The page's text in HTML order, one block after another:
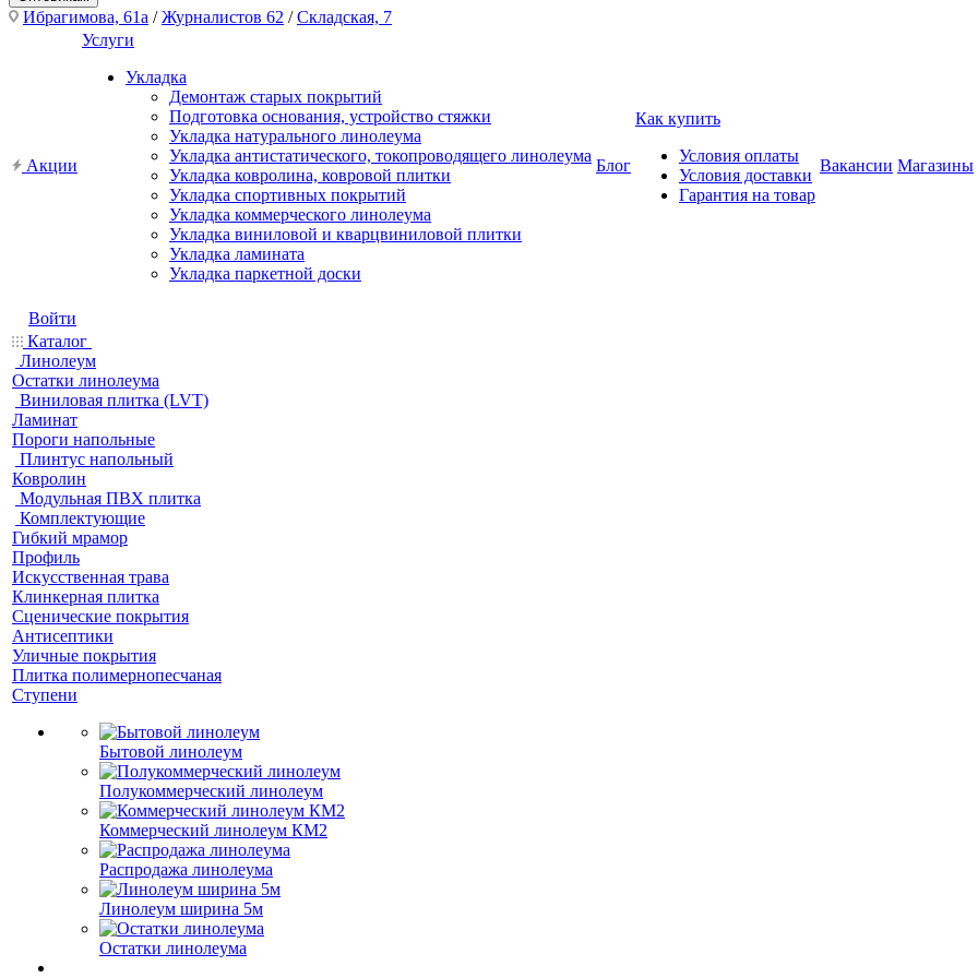
Ибрагимова, 61а /Журналистов 62 /Складская, 7
Акции
Услуги
Укладка
Демонтаж старых покрытий
Подготовка основания, устройство стяжки
Укладка натурального линолеума
Укладка антистатического, токопроводящего линолеума
Укладка ковролина, ковровой плитки
Укладка спортивных покрытий
Укладка коммерческого линолеума
Укладка виниловой и кварцвиниловой плитки
Укладка ламината
Укладка паркетной доски
Блог
Как купить
Условия оплаты
Условия доставки
Гарантия на товар
Вакансии Магазины
Войти
Каталог
Линолеум
Остатки линолеума
Виниловая плитка (LVT)
Ламинат
Пороги напольные
Плинтус напольный
Ковролин
Модульная ПВХ плитка
Комплектующие
Гибкий мрамор
Профиль
Искусственная трава
Клинкерная плитка
Сценические покрытия
Антисептики
Уличные покрытия
Плитка полимернопесчаная
Ступени
Бытовой линолеум
Полукоммерческий линолеум
Коммерческий линолеум КМ2
Распродажа линолеума
Линолеум ширина 5м
Остатки линолеума